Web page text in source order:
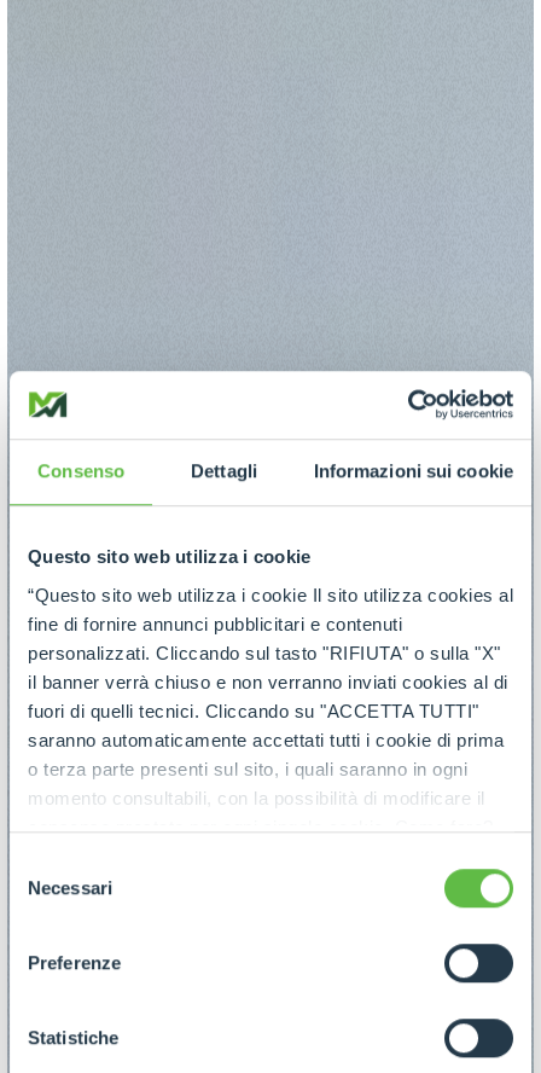
Consenso Dettagli Informazioni sui cookie
Questo sito web utilizza i cookie
“Questo sito web utilizza i cookie Il sito utilizza cookies al
fine di fornire annunci pubblicitari e contenuti
personalizzati. Cliccando sul tasto "RIFIUTA" o sulla "X"
il banner verrà chiuso e non verranno inviati cookies al di
fuori di quelli tecnici. Cliccando su "ACCETTA TUTTI"
saranno automaticamente accettati tutti i cookie di prima
o terza parte presenti sul sito, i quali saranno in ogni
momento consultabili, con la possibilità di modificare il
consenso prestato per ogni singolo cookie. Come fare?
ogni pagina, selezionare "Modifichi il suo consenso" e
dell'informativa completa nel footer presente in ogni
pagina. Per esercitare i diritti riconosciuti all'interessato ai
GDPR abbiamo predisposto una
apposita procedura.
delNecessari
Preferenze
Statistiche